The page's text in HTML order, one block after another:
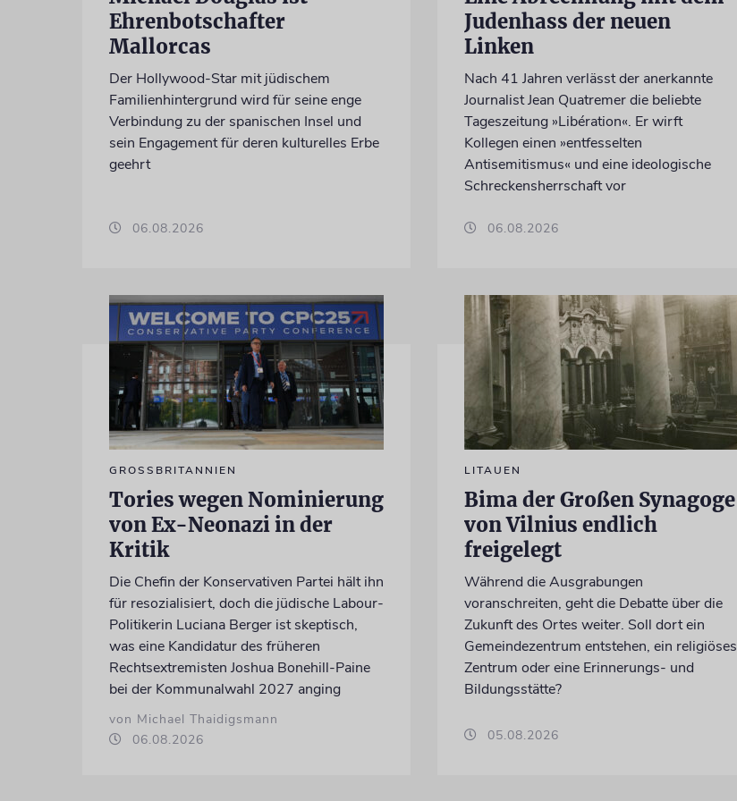
Ehrenbotschafter
Mallorcas
Der Hollywood-Star mit jüdischem
Familienhintergrund wird für seine enge
Verbindung zu der spanischen Insel und
sein Engagement für deren kulturelles Erbe
geehrt
06.08.2026
Judenhass der neuen
Linken
Nach 41 Jahren verlässt der anerkannte
Journalist Jean Quatremer die beliebte
Tageszeitung »Libération«. Er wirft
Kollegen einen »entfesselten
Antisemitismus« und eine ideologische
Schreckensherrschaft vor
06.08.2026
GROSSBRITANNIEN
Tories wegen Nominierung
von Ex-Neonazi in der
Kritik
Die Chefin der Konservativen Partei hält ihn
für resozialisiert, doch die jüdische Labour-
Politikerin Luciana Berger ist skeptisch,
was eine Kandidatur des früheren
Rechtsextremisten Joshua Bonehill-Paine
bei der Kommunalwahl 2027 anging
von Michael Thaidigsmann
06.08.2026
LITAUEN
Bima der Großen Synagoge
von Vilnius endlich
freigelegt
Während die Ausgrabungen
voranschreiten, geht die Debatte über die
Zukunft des Ortes weiter. Soll dort ein
Gemeindezentrum entstehen, ein religiöses
Zentrum oder eine Erinnerungs- und
Bildungsstätte?
05.08.2026